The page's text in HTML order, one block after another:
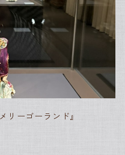
リーゴーランド』